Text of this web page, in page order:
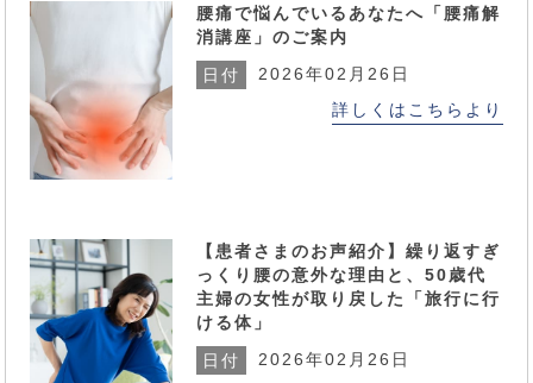
腰痛で悩んでいるあなたへ「腰痛解
消講座」のご案内
日付
2026年02月26日
詳しくはこちらより
【患者さまのお声紹介】繰り返すぎ
っくり腰の意外な理由と、50歳代
主婦の女性が取り戻した「旅行に行
ける体」
日付
2026年02月26日